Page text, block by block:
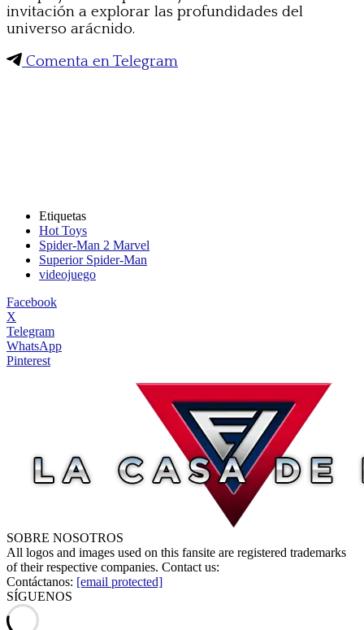
invitación a explorar las profundidades del
universo arácnido.
Comenta en Telegram
Etiquetas
Hot Toys
Spider-Man 2 Marvel
Superior Spider-Man
videojuego
Facebook
X
Telegram
WhatsApp
Pinterest
SOBRE NOSOTROS
All logos and images used on this fansite are registered trademarks
of their respective companies. Contact us:
Contáctanos: [email protected]
SÍGUENOS